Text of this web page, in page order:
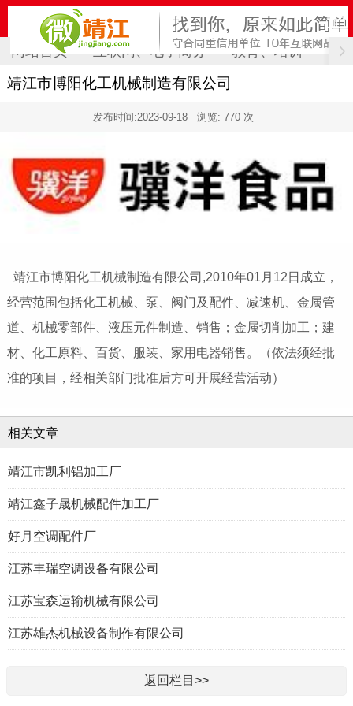
网站首页 互联网、电子商务 教育、培训 计
靖江市博阳化工机械制造有限公司
发布时间:2023-09-18 浏览: 770 次
靖江市博阳化工机械制造有限公司,2010年01月12日成立，
经营范围包括化工机械、泵、阀门及配件、减速机、金属管
道、机械零部件、液压元件制造、销售；金属切削加工；建
材、化工原料、百货、服装、家用电器销售。（依法须经批
准的项目，经相关部门批准后方可开展经营活动）
相关文章
靖江市凯利铝加工厂
靖江鑫子晟机械配件加工厂
好月空调配件厂
江苏丰瑞空调设备有限公司
江苏宝森运输机械有限公司
江苏雄杰机械设备制作有限公司
返回栏目>>